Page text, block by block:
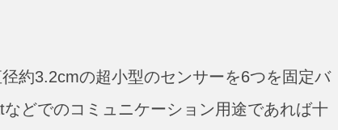
約3.2cmの超小型のセンサーを6つを固定バ
どでのコミュニケーション用途であれば十